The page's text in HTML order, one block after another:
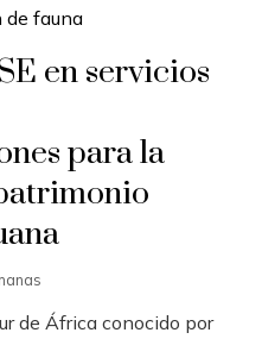
en servicios
para la
de África conocido por